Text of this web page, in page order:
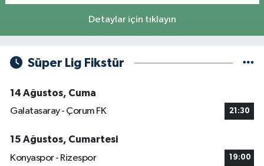
Detaylar için tıklayın
Süper Lig Fikstür
14 Ağustos, Cuma
Galatasaray - Çorum FK
21:30
15 Ağustos, Cumartesi
Konyaspor - Rizespor
19:00